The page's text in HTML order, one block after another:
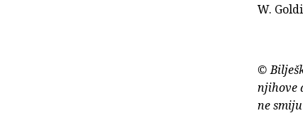
W.
©
njihove
ne